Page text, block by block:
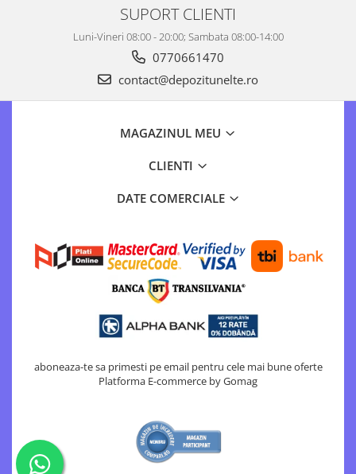
Tocatoare resturi vegetale
SUPORT CLIENTI
Luni-Vineri 08:00 - 20:00; Sambata 08:00-14:00
0770661470
contact@depozitunelte.ro
MAGAZINUL MEU
CLIENTI
DATE COMERCIALE
aboneaza-te sa primesti pe email pentru cele mai bune oferte
Platforma E-commerce by Gomag